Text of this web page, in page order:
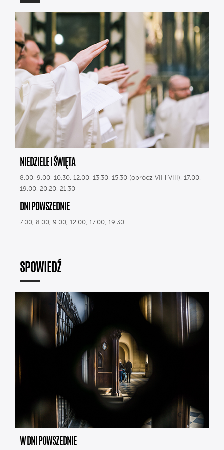
NIEDZIELE I ŚWIĘTA
8.00, 9.00, 10.30, 12.00, 13.30, 15.30 (oprócz VII i VIII), 17.00,
19.00, 20.20, 21.30
DNI POWSZEDNIE
7.00, 8.00, 9.00, 12.00, 17.00, 19.30
SPOWIEDŹ
W DNI POWSZEDNIE